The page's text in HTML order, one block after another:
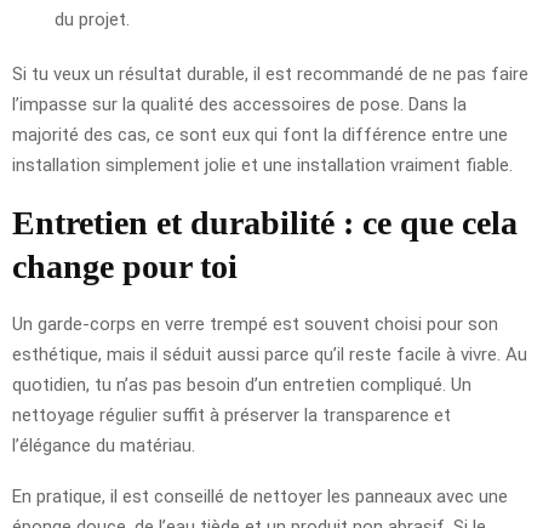
du projet.
Si tu veux un résultat durable, il est recommandé de ne pas faire
l’impasse sur la qualité des accessoires de pose. Dans la
majorité des cas, ce sont eux qui font la différence entre une
installation simplement jolie et une installation vraiment fiable.
Entretien et durabilité : ce que cela
change pour toi
Un garde-corps en verre trempé est souvent choisi pour son
esthétique, mais il séduit aussi parce qu’il reste facile à vivre. Au
quotidien, tu n’as pas besoin d’un entretien compliqué. Un
nettoyage régulier suffit à préserver la transparence et
l’élégance du matériau.
En pratique, il est conseillé de nettoyer les panneaux avec une